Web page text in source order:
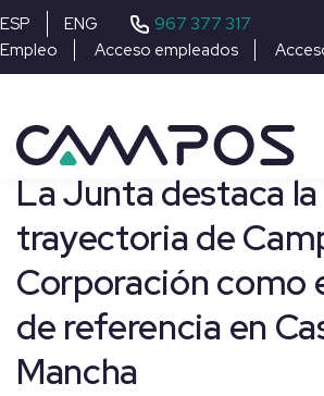
ESP ENG 967 377 317
Empleo Acceso empleados
La Junta destaca la
trayectoria de
Corporación como
de referencia en
Mancha